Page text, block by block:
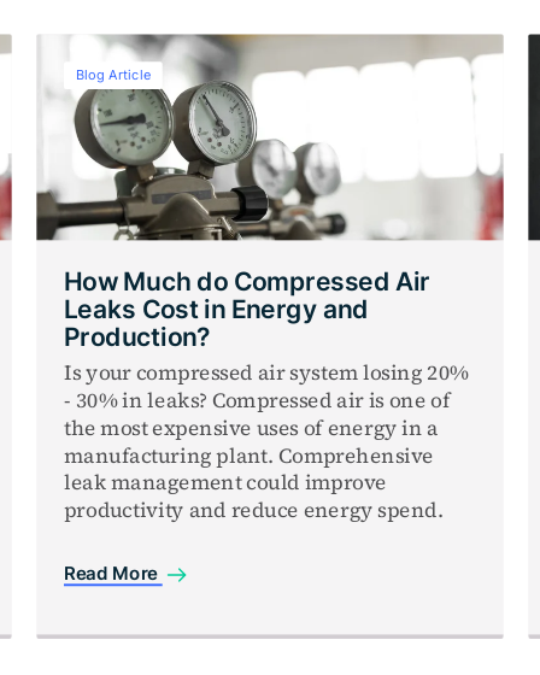
Blog Article
How Much do Compressed Air
Leaks Cost in Energy and
Production?
Is your compressed air system losing 20%
- 30% in leaks? Compressed air is one of
the most expensive uses of energy in a
manufacturing plant. Comprehensive
leak management could improve
productivity and reduce energy spend.
Read More